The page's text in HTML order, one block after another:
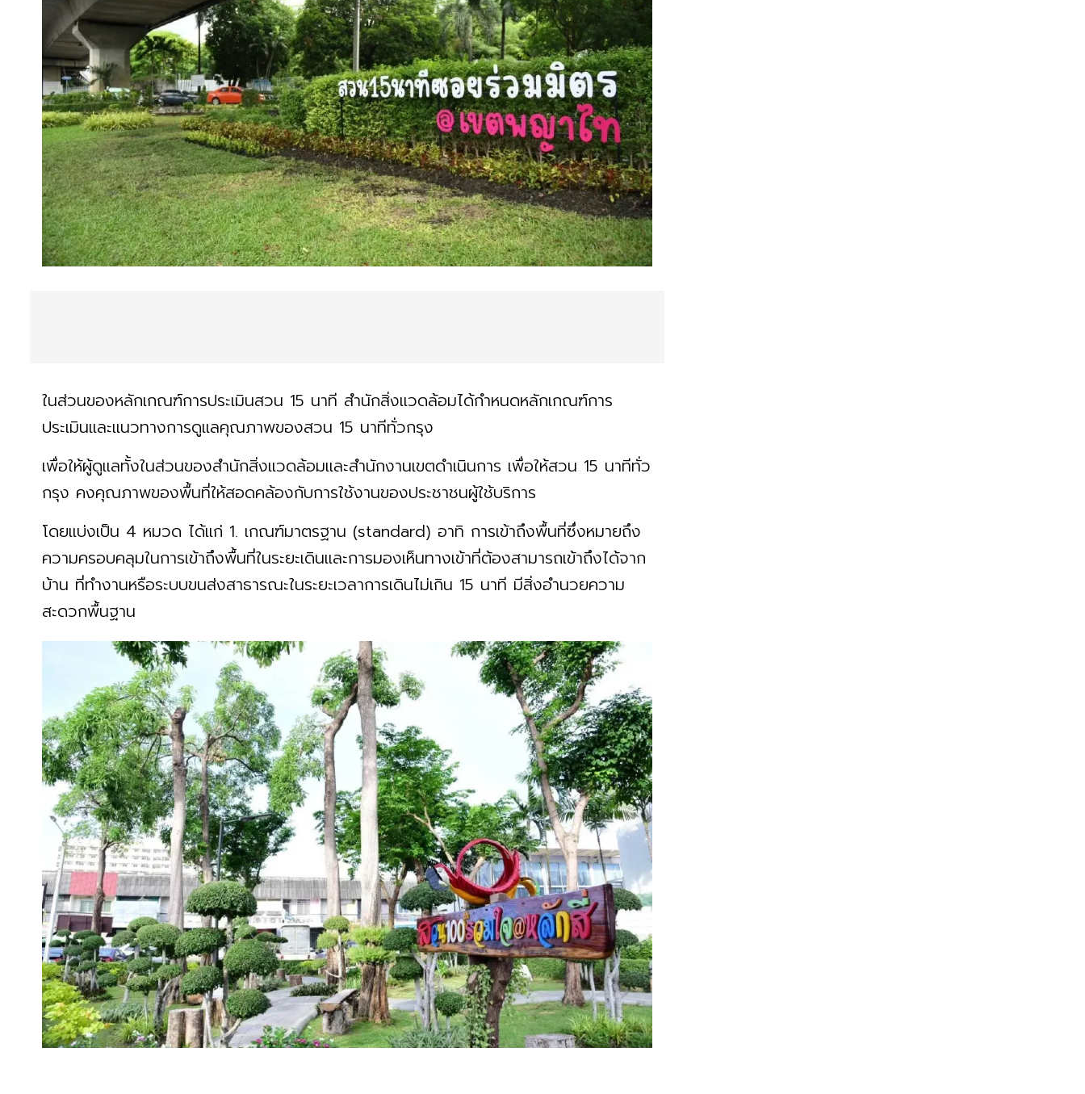
ในส่วนของหลักเกณฑ์การประเมินสวน 15 นาที สำนักสิ่งแวดล้อมได้กำหนดหลักเกณฑ์การ
ประเมินและแนวทางการดูแลคุณภาพของสวน 15 นาทีทั่วกรุง
เพื่อให้ผู้ดูแลทั้งในส่วนของสำนักสิ่งแวดล้อมและสำนักงานเขตดำเนินการ เพื่อให้สวน 15 นาทีทั่ว
กรุง คงคุณภาพของพื้นที่ให้สอดคล้องกับการใช้งานของประชาชนผู้ใช้บริการ
โดยแบ่งเป็น 4 หมวด ได้แก่ 1. เกณฑ์มาตรฐาน (standard) อาทิ การเข้าถึงพื้นที่ซึ่งหมายถึง
ความครอบคลุมในการเข้าถึงพื้นที่ในระยะเดินและการมองเห็นทางเข้าที่ต้องสามารถเข้าถึงได้จาก
บ้าน ที่ทำงานหรือระบบขนส่งสาธารณะในระยะเวลาการเดินไม่เกิน 15 นาที มีสิ่งอำนวยความ
สะดวกพื้นฐาน